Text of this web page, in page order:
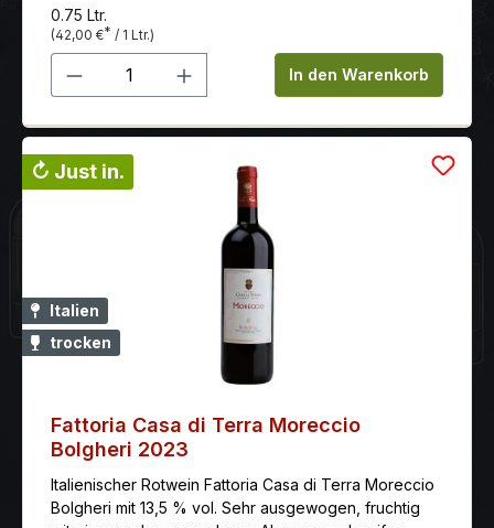
kräftiger Pasta Salciccia.Serviertemperatur: 16.00
°CAlkoholgehalt: 14.00 %schon trinkbar: sehr
gutvorher öffnen: 1 std.lagerungsfähig bis (mind.):
2029
0.75 Ltr.
(42,00 €* / 1 Ltr.)
Produkt Anzahl: Gib denIn den Warenkorb
↻ Just in.
Italien
trocken
Fattoria Casa di Terra Moreccio
Bolgheri 2023
Italienischer Rotwein Fattoria Casa di Terra Moreccio
Bolgheri mit 13,5 % vol. Sehr ausgewogen, fruchtig